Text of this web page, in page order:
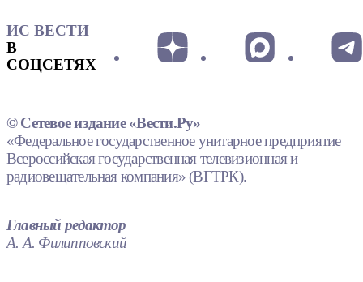
ИС ВЕСТИ
В
СОЦСЕТЯХ
© Сетевое издание «Вести.Ру»
«Федеральное государственное унитарное предприятие
Всероссийская государственная телевизионная и
радиовещательная компания» (ВГТРК).
Главный редактор
А. А. Филипповский